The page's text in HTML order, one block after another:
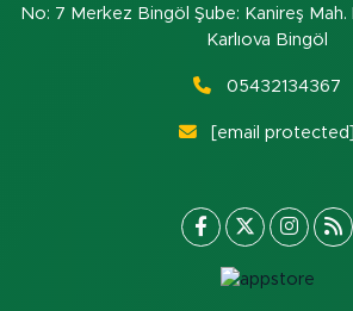
No: 7 Merkez Bingöl Şube: Kanireş
Karlıova Bingöl
05432134367
[email protected]